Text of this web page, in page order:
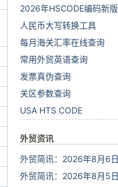
2026年HSCODE编码新版
人民币大写转换工具
每月海关汇率在线查询
常用外贸英语查询
发票真伪查询
关区参数查询
USA HTS CODE
外贸资讯